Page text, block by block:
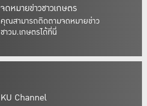
จดหมายข่าวชาวเกษตร
คุณสามารถติดตามจดหมายข่าว
ชาวม.เกษตรได้ที่นี่
KU Channel